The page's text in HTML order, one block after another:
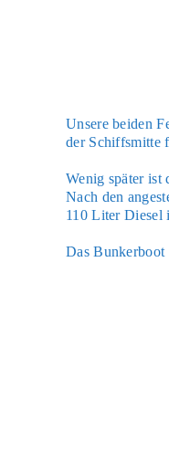
Unse­re bei­den
der Schiffs­mit­te
Wenig spä­ter ist
Nach den
110 Liter Die­sel
Das Bun­ker­boot